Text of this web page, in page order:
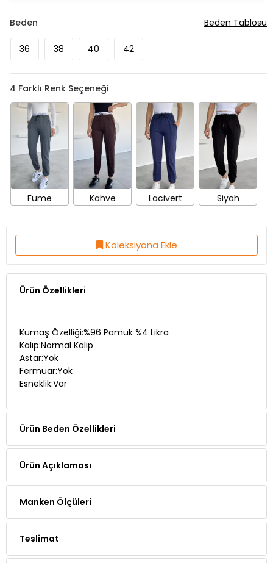
36
Füme Kahve Lacivert Siyah
Koleksiyona Ekle
Ürün Özellikleri
Kalıp:Normal Kalıp
Astar:Yok
Fermuar:Yok
Esneklik:Var
Ürün Beden Özellikleri
Ürün Açıklaması
Manken Ölçüleri
Teslimat
Ödeme